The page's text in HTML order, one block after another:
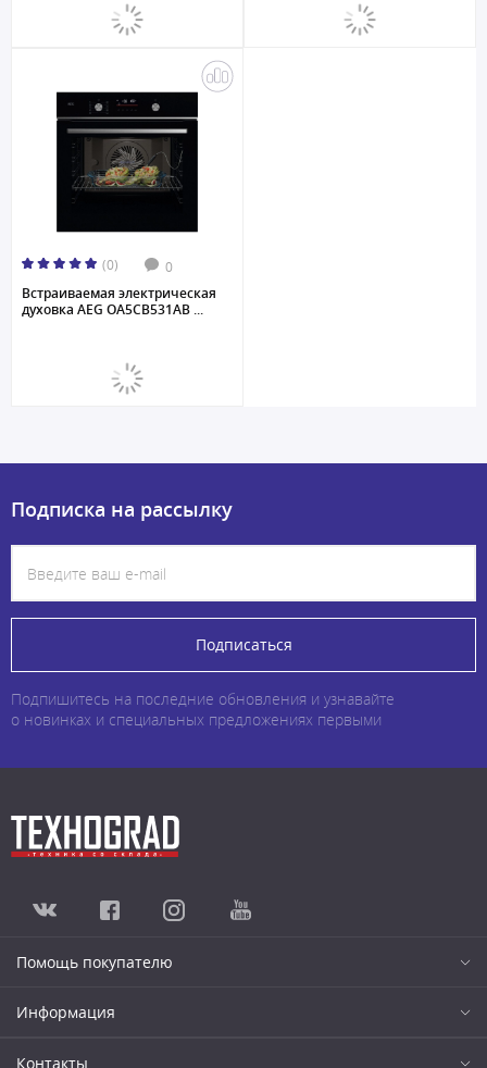
(0) 0
Встраиваемая электрическая
духовка AEG OA5CB531AB ...
Подписка на рассылку
Подписаться
Подпишитесь на последние обновления и узнавайте
о новинках и специальных предложениях первыми
Помощь покупателю
Информация
Контакты